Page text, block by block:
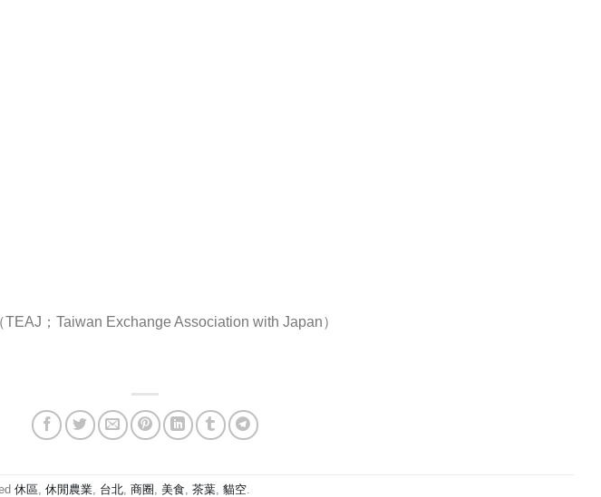
；Taiwan Exchange Association with Japan）
休區 休閒農業 台北 商圈 美食 茶葉 貓空